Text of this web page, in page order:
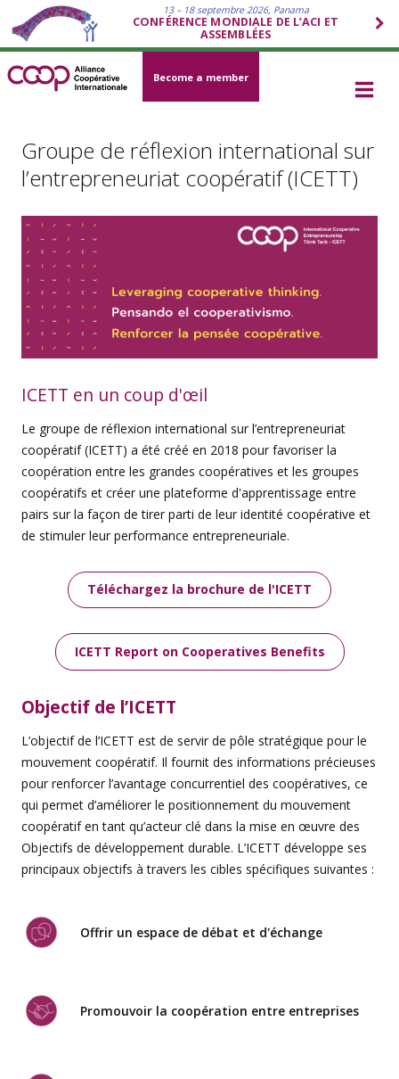
13 – 18 septembre 2026, Panama
CONFÉRENCE MONDIALE DE L’ACI ET
ASSEMBLÉES
Become a member
Groupe de réflexion international sur
l’entrepreneuriat coopératif (ICETT)
ICETT en un coup d'œil
Le groupe de réflexion international sur l’entrepreneuriat
coopératif (ICETT) a été créé en 2018 pour favoriser la
coopération entre les grandes coopératives et les groupes
coopératifs et créer une plateforme d'apprentissage entre
pairs sur la façon de tirer parti de leur identité coopérative et
de stimuler leur performance entrepreneuriale.
Téléchargez la brochure de l'ICETT
ICETT Report on Cooperatives Benefits
Objectif de l’ICETT
L’objectif de l’ICETT est de servir de pôle stratégique pour le
mouvement coopératif. Il fournit des informations précieuses
pour renforcer l’avantage concurrentiel des coopératives, ce
qui permet d’améliorer le positionnement du mouvement
coopératif en tant qu’acteur clé dans la mise en œuvre des
Objectifs de développement durable. L’ICETT développe ses
principaux objectifs à travers les cibles spécifiques suivantes :
Offrir un espace de débat et d'échange
Promouvoir la coopération entre entreprises